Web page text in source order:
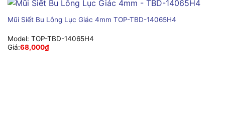
Mũi Siết Bu Lông Lục Giác 4mm TOP-TBD-14065H4
Model: TOP-TBD-14065H4
Giá:68,000₫